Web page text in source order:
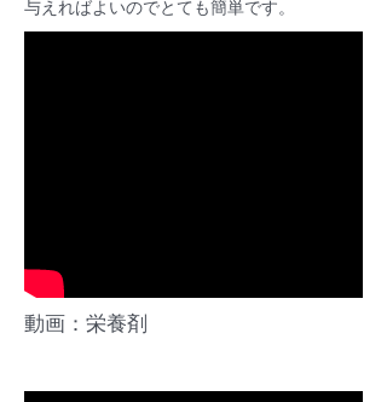
与えればよいのでとても簡単です。
動画：栄養剤